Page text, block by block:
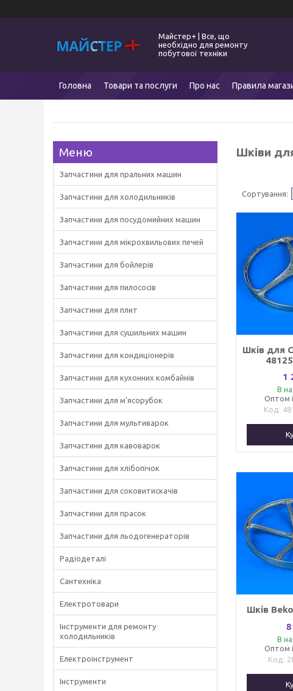
Майстер+ | Все, що
необхідно для ремонту
побутової техніки
Головна Товари та послуги Про нас Правила
Шківи
Шків для
1
В
Оптом
Шків
В
Оптом
Запчастини для пральних машин
Запчастини для холодильників
Запчастини для посудомийних машин
Запчастини для мікрохвильових печей
Запчастини для бойлерів
Запчастини для пилососів
Запчастини для плит
Запчастини для сушильних машин
Запчастини для кондиціонерів
Запчастини для кухонних комбайнів
Запчастини для м'ясорубок
Запчастини для мультиварок
Запчастини для кавоварок
Запчастини для хлібопічок
Запчастини для соковитискачів
Запчастини для прасок
Запчастини для льодогенераторів
Радіодеталі
Сантехніка
Електротовари
Інструменти для ремонту
холодильників
Електроінструмент
Інструменти